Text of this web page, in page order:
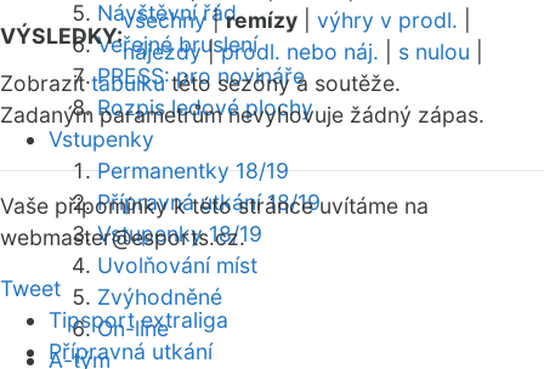
Návštěvní řád
Veřejné bruslení
PRESS: pro novináře
Rozpis ledové plochy
Vstupenky
Permanentky 18/19
Přípravná utkání 18/19
Vstupenky 18/19
Uvolňování míst
Zvýhodněné
On-line
A-tým
VÝSLEDKY:
všechny|remízy výhry v prodl.
nájezdy|prodl. nebo náj. s nulou
Zobrazittabulkutéto sezóny a soutěže.
Zadaným parametrům nevyhovuje žádný zápas.
Vaše připomínky k této stránce uvítáme na
webmaster@esports.cz.
Tweet
Tipsport extraliga
Přípravná utkání